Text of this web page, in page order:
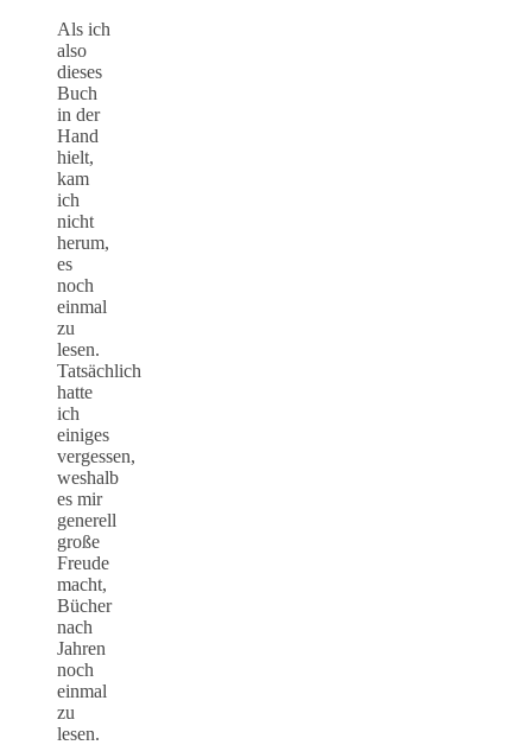
Als ich
also
dieses
Buch
in der
Hand
hielt,
kam
ich
nicht
herum,
es
noch
einmal
zu
lesen.
Tatsächlich
hatte
ich
einiges
vergessen,
weshalb
es mir
generell
große
Freude
macht,
Bücher
nach
Jahren
noch
einmal
zu
lesen.